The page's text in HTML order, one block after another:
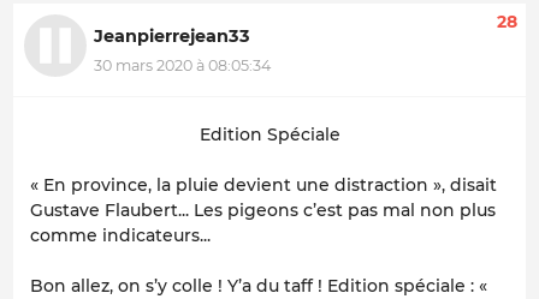
Jeanpierrejean33
30 mars 2020 à 08:05:34
28
Edition Spéciale
« En province, la pluie devient une distraction », disait
Gustave Flaubert... Les pigeons c’est pas mal non plus
comme indicateurs...
Bon allez, on s’y colle ! Y’a du taff ! Edition spéciale : «